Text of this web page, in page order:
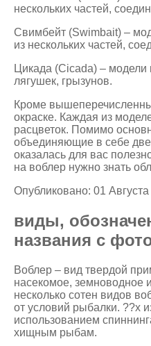
нескольких частей,
Свимбейт (Swimbait) –
из нескольких частей,
Цикада (Cicada) –
лягушек, грызунов.
Кроме
окраске. Каждая из
расцветок. Помимо
объединяющие в себе
оказалась для вас
на воблер нужно знать
Опубликовано: 01
виды,
названия с
Воблер – вид твердой
насекомое,
несколько сотен видов
от условий рыбалки. ??х
использованием
хищным рыбам.